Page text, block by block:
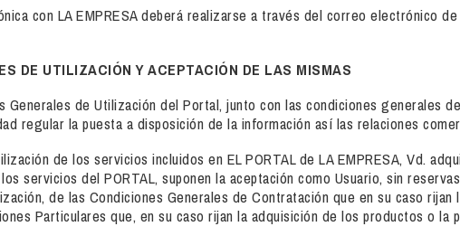
con LA EMPRESA deberá realizarse a través del correo electrónico
DE UTILIZACIÓN Y ACEPTACIÓN DE LAS MISMAS
Generales de Utilización del Portal, junto con las condiciones generales
regular la puesta a disposición de la información así las relaciones
de los servicios incluidos en EL PORTAL de LA EMPRESA, Vd.
servicios del PORTAL, suponen la aceptación como Usuario, sin
de las Condiciones Generales de Contratación que en su caso
Particulares que, en su caso rijan la adquisición de los productos o